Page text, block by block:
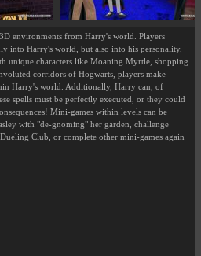
environments from Harry's world. Players
into Harry's world, but also into his personality,
unique characters like Moaning Myrtle, shopping
corridors of Hogwarts, players make
Harry's world. Additionally, Harry can, of
spells must be perfectly executed, or they could
Mini-games within levels can be
with "de-gnoming" her garden, challenge
Club, or complete other mini-games again